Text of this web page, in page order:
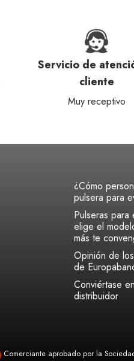
Servicio de
cliente
Muy receptivo
¿Cómo
pulsera para
Pulseras para
elige el
más te
Opinión de
de
Conviértase en
distribuidor
Comerciante aprobado por la